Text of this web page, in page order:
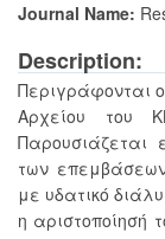
Journal Name:
Description:
Περιγράφονται
Αρχείου του
Παρουσιάζεται
των επεμβάσεων
με υδατικό
η αριστοποίησή